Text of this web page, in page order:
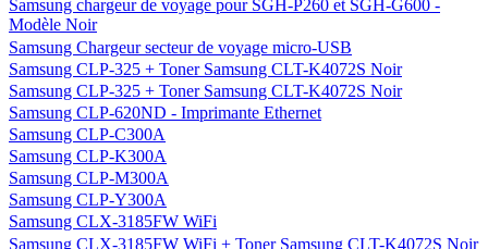
Samsung chargeur de voyage pour SGH-P260 et SGH-G600 -
Modèle Noir
Samsung Chargeur secteur de voyage micro-USB
Samsung CLP-325 + Toner Samsung CLT-K4072S Noir
Samsung CLP-325 + Toner Samsung CLT-K4072S Noir
Samsung CLP-620ND - Imprimante Ethernet
Samsung CLP-C300A
Samsung CLP-K300A
Samsung CLP-M300A
Samsung CLP-Y300A
Samsung CLX-3185FW WiFi
Samsung CLX-3185FW WiFi + Toner Samsung CLT-K4072S Noir